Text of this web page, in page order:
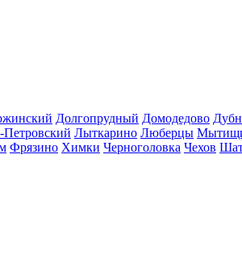
Долгопрудный Домодедово
Лыткарино Люберцы
Фрязино Химки Черноголовка Чехов